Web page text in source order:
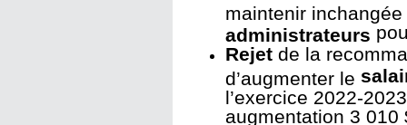
maintenir
administrateurs
Rejet de la
d’augmenter le
l’exercice 2022-
augmentation 3 010